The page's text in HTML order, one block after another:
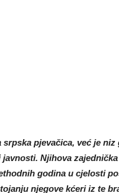
pjevačica, već je
Njihova
godina u cjelosti
njegove kćeri iz te